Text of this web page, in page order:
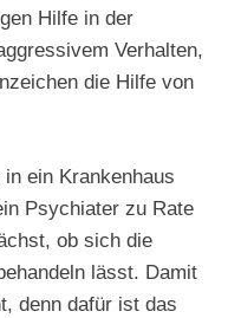
Hilfe in der
Verhalten,
die Hilfe von
ein Krankenhaus
Psychiater zu Rate
ob sich die
lässt. Damit
denn dafür ist das